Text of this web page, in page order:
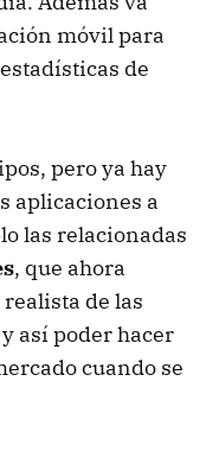
móvil para
de
pero ya hay
aplicaciones a
las relacionadas
, que ahora
de las
así poder hacer
cuando se